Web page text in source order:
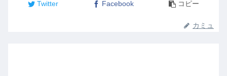
Twitter Facebook コピー
カミュ